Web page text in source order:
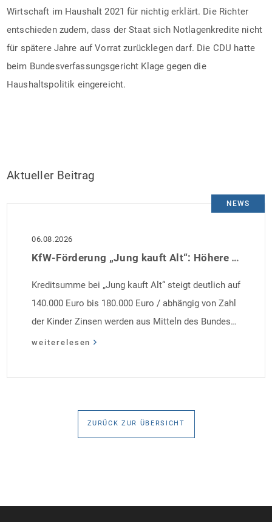
Wirtschaft im Haushalt 2021 für nichtig erklärt. Die Richter
entschieden zudem, dass der Staat sich Notlagenkredite nicht
für spätere Jahre auf Vorrat zurücklegen darf. Die CDU hatte
beim Bundesverfassungsgericht Klage gegen die
Haushaltspolitik eingereicht.
Aktueller Beitrag
NEWS
06.08.2026
KfW-Förderung „Jung kauft Alt“: Höhere Kredite ab August 2026
Kreditsumme bei „Jung kauft Alt“ steigt deutlich auf
140.000 Euro bis 180.000 Euro / abhängig von Zahl
der Kinder Zinsen werden aus Mitteln des Bundes
verbilligt: Heutiger Zins bei 0,53 Prozent effektiv bei
Antragstellende verpflichten sich zu energetischer
Sanierung in Einzelmaßnahmen […]
weiterelesen
ZURÜCK ZUR ÜBERSICHT